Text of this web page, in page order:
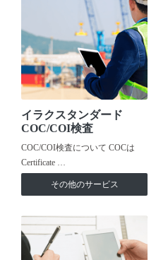
イラクスタンダード
COC/COI検査
COC/COI検査について COCは
Certificate …
その他のサービス